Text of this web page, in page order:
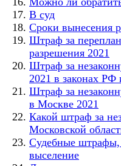
В суд
Сроки вынесения
Штраф за
разрешения 2021
Штраф за
2021 в законах
Штраф за
в Москве 2021
Какой штраф за
Московской
Судебные штрафы,
выселение